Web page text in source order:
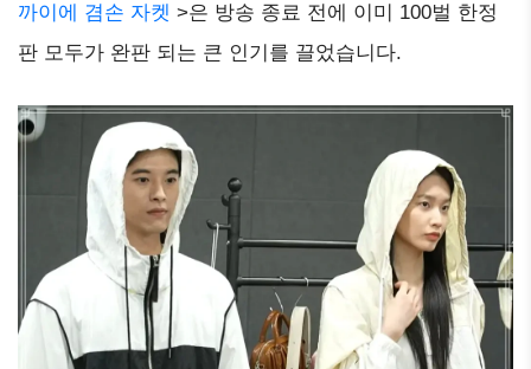
까이에 겸손 자켓 >은 방송 종료 전에 이미 100벌 한정
판 모두가 완판 되는 큰 인기를 끌었습니다.